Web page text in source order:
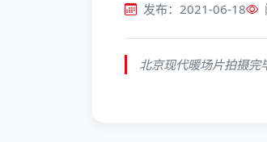
发布：2021-06-18
北京现代暖场片拍摄完